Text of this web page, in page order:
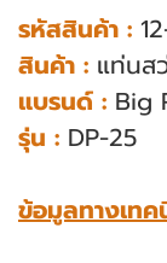
รหัสสินค้า :
สินค้า : แท่นส
แบรนด์ : Big
รุ่น : DP-25
ข้อมูลทางเท